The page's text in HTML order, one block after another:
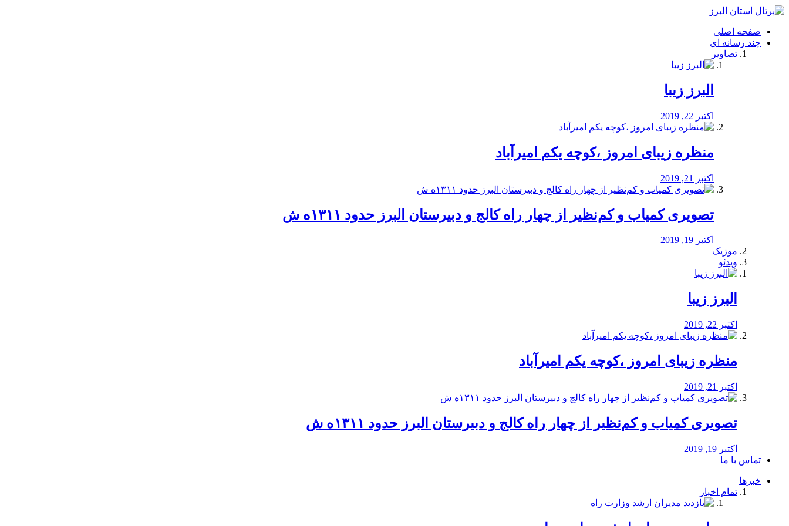
فصد
شرق
تهران
خشکشویی
صفحه اصلی
چند رسانه ای
تصاویر
البرز زیبا
اکتبر 22, 2019
منظره‌‌ زیبای امروز ،کوچه یکم امیرآباد
اکتبر 21, 2019
️تصویری کمیاب و کم‌نظیر از چهار راه كالج و دبيرستان البرز حدود ۱۳۱۱ه ش
اکتبر 19, 2019
موزیک
ویدئو
البرز زیبا
اکتبر 22, 2019
منظره‌‌ زیبای امروز ،کوچه یکم امیرآباد
اکتبر 21, 2019
️تصویری کمیاب و کم‌نظیر از چهار راه كالج و دبيرستان البرز حدود ۱۳۱۱ه ش
اکتبر 19, 2019
تماس با ما
خبرها
تمام اخبار